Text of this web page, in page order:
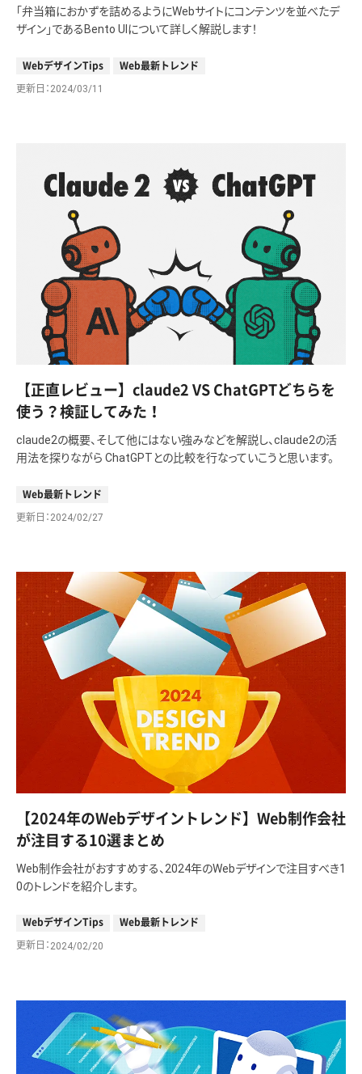
「弁当箱におかずを詰めるようにWebサイトにコンテンツを並べたデ
ザイン」であるBento UIについて詳しく解説します！
WebデザインTips Web最新トレンド
更新日 2024/03/11
【正直レビュー】claude2 VS ChatGPTどちらを
使う？検証してみた！
claude2の概要、そして他にはない強みなどを解説し、claude2の活
用法を探りながら ChatGPTとの比較を行なっていこうと思います。
Web最新トレンド
更新日 2024/02/27
【2024年のWebデザイントレンド】Web制作会社
が注目する10選まとめ
Web制作会社がおすすめする、2024年のWebデザインで注目すべき1
0のトレンドを紹介します。
WebデザインTips Web最新トレンド
更新日 2024/02/20